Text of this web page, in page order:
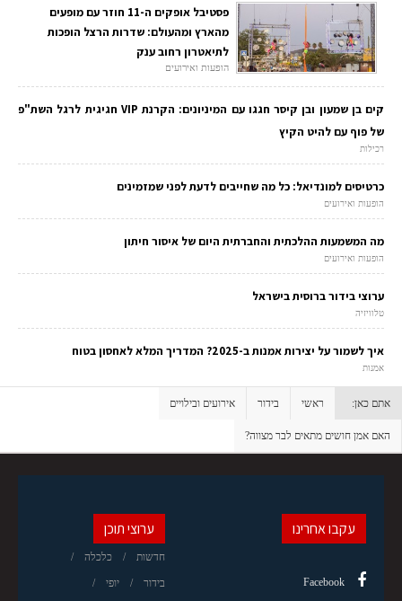
פסטיבל אופקים ה-11 חוזר עם מופעים
מהארץ ומהעולם: שדרות הרצל הופכות
לתיאטרון רחוב ענק
הופעות ואירועים
קים בן שמעון ובן קיסר חגגו עם המיניונים: הקרנת VIP חגיגית לרגל השת"פ
של פוף עם להיט הקיץ
רכילות
כרטיסים למונדיאל: כל מה שחייבים לדעת לפני שמזמינים
הופעות ואירועים
מה המשמעות ההלכתית והחברתית היום של איסור חיתון
הופעות ואירועים
ערוצי בידור ברוסית בישראל
טלוויזיה
איך לשמור על יצירות אמנות ב-2025? המדריך המלא לאחסון בטוח
אמנות
אתם כאן: ראשי בידור אירועים ובילויים
האם אמן חושים מתאים לבר מצווה?
ערוצי תוכן
חדשות כלכלה
בידור יופי
עקבו אחרינו
Facebook